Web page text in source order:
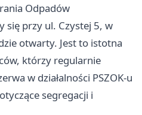
Odpadów
się przy ul. Czystej 5, w
otwarty. Jest to istotna
którzy regularnie
w działalności PSZOK-u
segregacji i